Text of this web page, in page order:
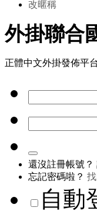
改暱稱
外掛聯合
正體中文外掛發佈平
還沒註冊帳號？
忘記密碼啦？
自動